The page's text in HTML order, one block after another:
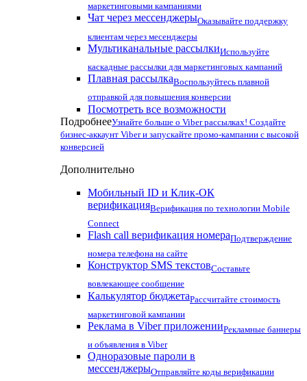
маркетинговыми кампаниями
Чат через мессенджерыОказывайте поддержку
клиентам через месенджеры
Мультиканальные рассылкиИспользуйте
каскадные рассылки для маркетинговых кампаний
Плавная рассылкаВоспользуйтесь плавной
отправкой для повышения конверсии
Посмотреть все возможности
ПодробнееУзнайте больше о Viber рассылках! Создайте
бизнес-аккаунт Viber и запускайте промо-кампании с высокой
конверсией
Дополнительно
Мобильный ID и Клик-ОК
верификацияВерификация по технологии Mobile
Connect
Flash call верификация номераПодтверждение
номера телефона на сайте
Конструктор SMS текстовСоставьте
вовлекающее сообщение
Калькулятор бюджетаРассчитайте стоимость
маркетинговой кампании
Реклама в Viber приложенииРекламные баннеры
и объявления в Viber
Одноразовые пароли в
мессенджерыОтправляйте коды верификации